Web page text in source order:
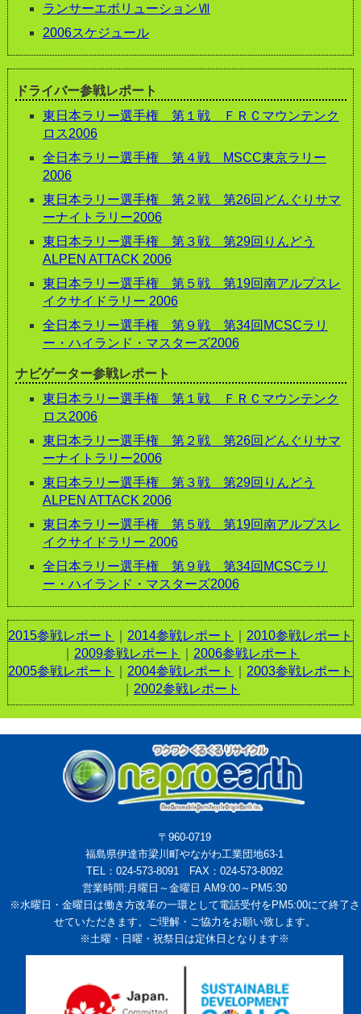
ランサーエボリューションⅦ
2006スケジュール
ドライバー参戦レポート
東日本ラリー選手権 第１戦 ＦＲＣマウンテンク
ロス2006
全日本ラリー選手権 第４戦 MSCC東京ラリー
2006
東日本ラリー選手権 第２戦 第26回どんぐりサマ
ーナイトラリー2006
東日本ラリー選手権 第３戦 第29回りんどう
ALPEN ATTACK 2006
東日本ラリー選手権 第５戦 第19回南アルプスレ
イクサイドラリー 2006
全日本ラリー選手権 第９戦 第34回MCSCラリ
ー・ハイランド・マスターズ2006
ナビゲーター参戦レポート
東日本ラリー選手権 第１戦 ＦＲＣマウンテンク
ロス2006
東日本ラリー選手権 第２戦 第26回どんぐりサマ
ーナイトラリー2006
東日本ラリー選手権 第３戦 第29回りんどう
ALPEN ATTACK 2006
東日本ラリー選手権 第５戦 第19回南アルプスレ
イクサイドラリー 2006
全日本ラリー選手権 第９戦 第34回MCSCラリ
ー・ハイランド・マスターズ2006
2015参戦レポート 2014参戦レポート
2010参戦レポート
2009参戦レポート
2006参戦レポート
2005参戦レポート
2004参戦レポート
2003参戦レポート
2002参戦レポート
〒960-0719
福島県伊達市梁川町やながわ工業団地63-1
TEL：024-573-8091 FAX：024-573-8092
営業時間:月曜日～金曜日 AM9:00～PM5:30
※水曜日・金曜日は働き方改革の一環として電話受付をPM5:00にて終了さ
せていただきます。ご理解・ご協力をお願い致します。
※土曜・日曜・祝祭日は定休日となります※